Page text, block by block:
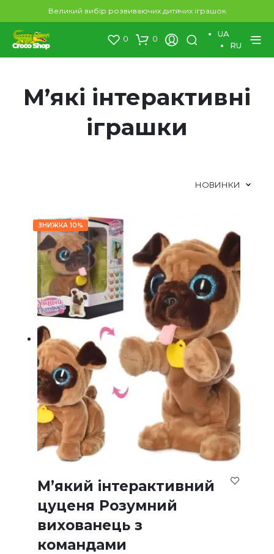
Великий вибір розвиваючих дитячих іграшок
0 0
UA
RU
М’які інтерактивні
іграшки
ЗНИЖКА 10%
М’який інтерактивний
цуценя Розумний
вихованець з
командами